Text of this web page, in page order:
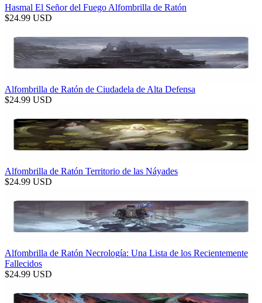
Hasmal El Señor del Fuego Alfombrilla de Ratón
$24.99 USD
Alfombrilla de Ratón de Ciudadela de Alta Defensa
$24.99 USD
Alfombrilla de Ratón Territorio de las Náyades
$24.99 USD
Alfombrilla de Ratón Necrología: Una Lista de los Recientemente
Fallecidos
$24.99 USD